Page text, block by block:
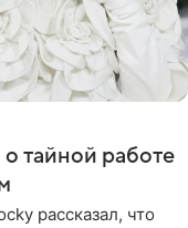
тайной работе
рассказал, что